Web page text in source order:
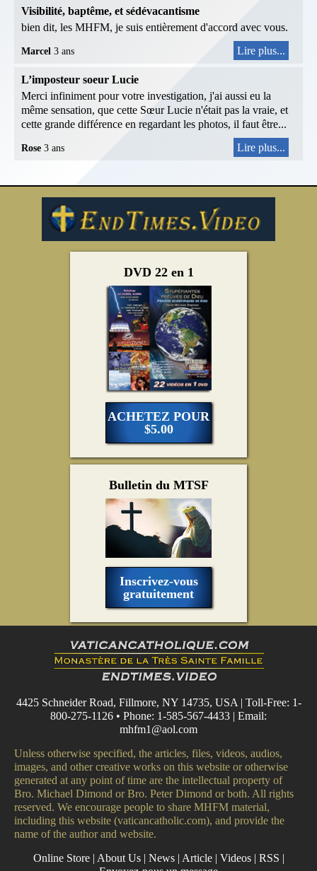
Visibilité, baptême, et sédévacantisme
bien dit, les MHFM, je suis entièrement d'accord avec vous.
Marcel 3 ans Lire plus...
L’imposteur soeur Lucie
Merci infiniment pour votre investigation, j'ai aussi eu la
même sensation, que cette Sœur Lucie n'était pas la vraie, et
cette grande différence en regardant les photos, il faut être...
Rose 3 ans Lire plus...
DVD 22 en 1
ACHETEZ POUR
$5.00
Bulletin du MTSF
Inscrivez-vous
gratuitement
4425 Schneider Road, Fillmore, NY 14735, USA | Toll-Free: 1-
800-275-1126 • Phone: 1-585-567-4433 | Email:
mhfm1@aol.com
Unless otherwise specified, the articles, files, videos, audios,
images, and other creative works on this website or otherwise
generated at any point of time are the intellectual property of
Bro. Michael Dimond or Bro. Peter Dimond or both. All rights
reserved. We encourage people to share MHFM material,
including this website (vaticancatholic.com), and provide the
name of the author and website.
Online Store| About Us| News| Article| Videos| RSS |